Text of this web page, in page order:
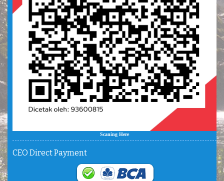
Scaning Here
CEO Direct Payment